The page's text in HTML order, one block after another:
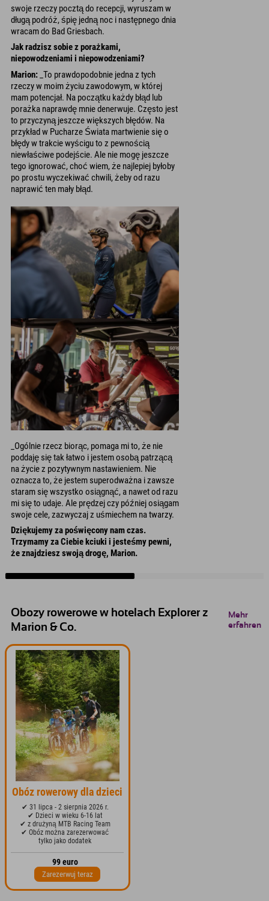
swoje rzeczy pocztą do recepcji, wyruszam w
długą podróż, śpię jedną noc i następnego dnia
wracam do Bad Griesbach.
Jak radzisz sobie z porażkami,
niepowodzeniami i niepowodzeniami?
Marion: _To prawdopodobnie jedna z tych
rzeczy w moim życiu zawodowym, w której
mam potencjał. Na początku każdy błąd lub
porażka naprawdę mnie denerwuje. Często jest
to przyczyną jeszcze większych błędów. Na
przykład w Pucharze Świata martwienie się o
błędy w trakcie wyścigu to z pewnością
niewłaściwe podejście. Ale nie mogę jeszcze
tego ignorować, choć wiem, że najlepiej byłoby
po prostu wyczekiwać chwili, żeby od razu
naprawić ten mały błąd.
_Ogólnie rzecz biorąc, pomaga mi to, że nie
poddaję się tak łatwo i jestem osobą patrzącą
na życie z pozytywnym nastawieniem. Nie
oznacza to, że jestem superodważna i zawsze
staram się wszystko osiągnąć, a nawet od razu
mi się to udaje. Ale prędzej czy później osiągam
swoje cele, zazwyczaj z uśmiechem na twarzy.
Dziękujemy za poświęcony nam czas.
Trzymamy za Ciebie kciuki i jesteśmy pewni,
że znajdziesz swoją drogę, Marion.
Obozy rowerowe w hotelach Explorer z
Marion & Co.
Mehr
erfahren
Obóz rowerowy dla dzieci
✔ 31 lipca - 2 sierpnia 2026 r.
✔ Dzieci w wieku 6-16 lat
✔ z drużyną MTB Racing Team
✔ Obóz można zarezerwować
tylko jako dodatek
99 euro
Zarezerwuj teraz